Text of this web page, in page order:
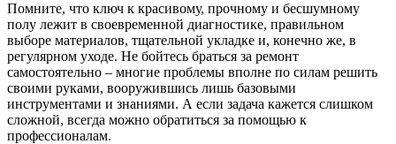
Помните, что ключ к красивому, прочному и бесшумному
полу лежит в своевременной диагностике, правильном
выборе материалов, тщательной укладке и, конечно же, в
регулярном уходе. Не бойтесь браться за ремонт
самостоятельно – многие проблемы вполне по силам решить
своими руками, вооружившись лишь базовыми
инструментами и знаниями. А если задача кажется слишком
сложной, всегда можно обратиться за помощью к
профессионалам.